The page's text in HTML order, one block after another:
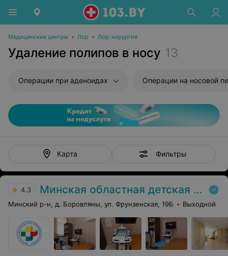
Медицинские центры • Лор • Лор-хирургия
Удаление полипов в носу 13
Операции при аденоидах Операции на носовой
Карта Фильтры
4.3 Минская областная детская клиническая больница
Минский р-н, д. Боровляны, ул. Фрунзенская, 19Б Выходной